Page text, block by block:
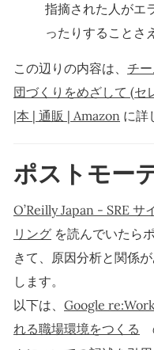
指摘された人がエ
ったりすることさ
この辺りの内容は、 チ
団づくりをめざして (セ
|本 | 通販 | Amazon に詳
ポストモー
O’Reilly Japan - SRE
リング を読んでいたら
きて、原因分析と関係
します。
以下は、 Google
れる職場環境をつくる